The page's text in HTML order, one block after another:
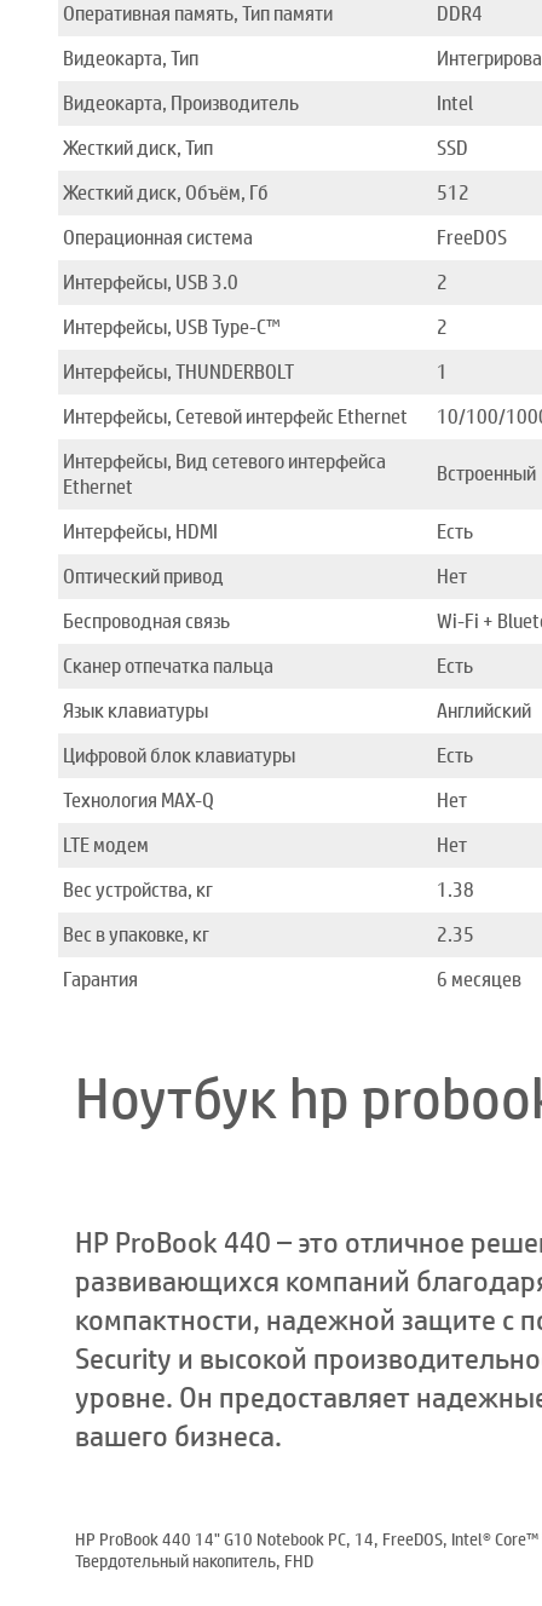
Оперативная память, Тип памяти
DDR4
Видеокарта, Тип
Видеокарта, Производитель
Intel
Жесткий диск, Тип
SSD
Жесткий диск, Объём, Гб
512
Операционная система
FreeDOS
Интерфейсы, USB 3.0
2
Интерфейсы, USB Type-C™
2
Интерфейсы, THUNDERBOLT
1
Интерфейсы, Сетевой интерфейс Ethernet
10/100/
Интерфейсы, Вид сетевого интерфейса
Ethernet
Встроенный
Интерфейсы, HDMI
Есть
Оптический привод
Нет
Беспроводная связь
Wi-Fi +
Сканер отпечатка пальца
Есть
Язык клавиатуры
Английский
Цифровой блок клавиатуры
Есть
Технология MAX-Q
Нет
LTE модем
Нет
Вес устройства, кг
1.38
Вес в упаковке, кг
2.35
Гарантия
6 месяцев
Ноутбук hp
HP ProBook 440 – это отличное
развивающихся компаний
компактности, надежной защите с
Security и высокой
уровне. Он предоставляет
вашего бизнеса.
HP ProBook 440 14" G10 Notebook PC, 14, FreeDOS, Intel®
Твердотельный накопитель, FHD